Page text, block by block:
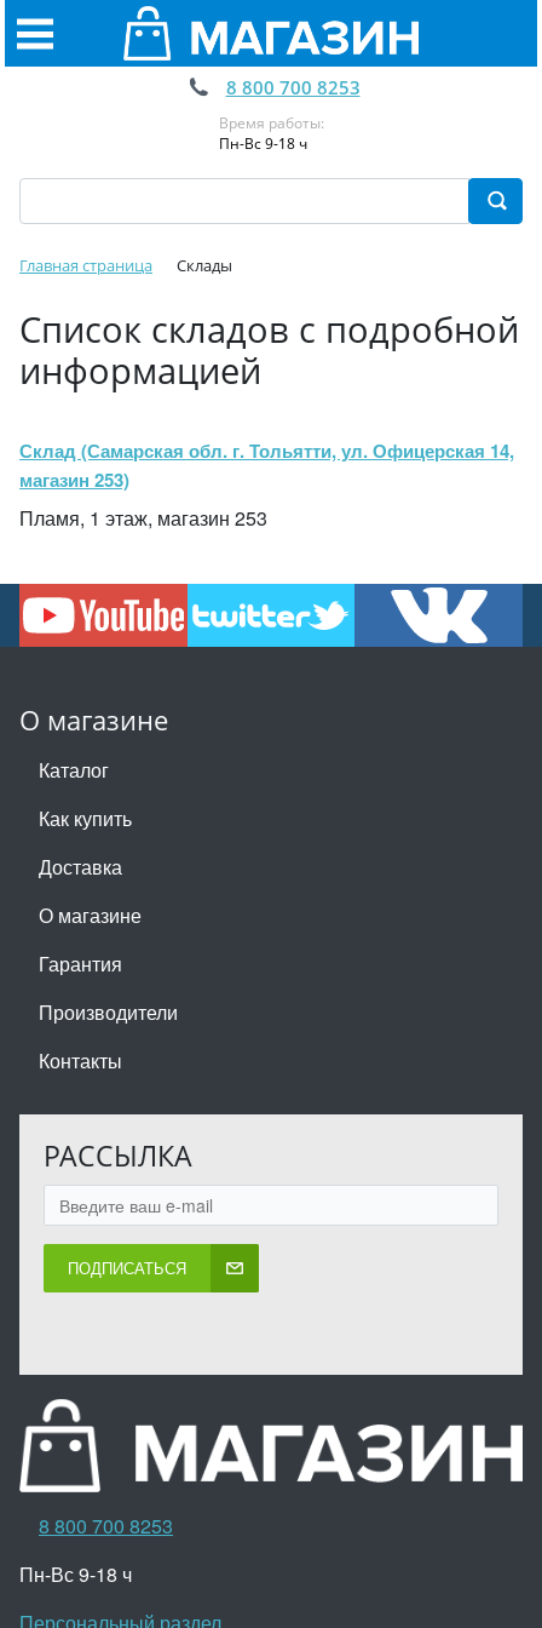
8 800 700 8253
Время работы:
Пн-Вс 9-18 ч
Главная страница Склады
Список складов с подробной
информацией
Склад (Самарская обл. г. Тольятти, ул. Офицерская 14,
магазин 253)
Пламя, 1 этаж, магазин 253
О магазине
Каталог
Как купить
Доставка
О магазине
Гарантия
Производители
Контакты
РАССЫЛКА
ПОДПИСАТЬСЯ
8 800 700 8253
Пн-Вс 9-18 ч